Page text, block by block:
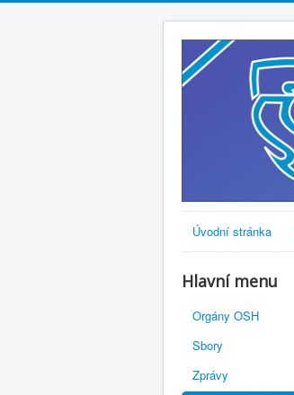
Úvodní stránka
Hlavní menu
Orgány OSH
Sbory
Zprávy